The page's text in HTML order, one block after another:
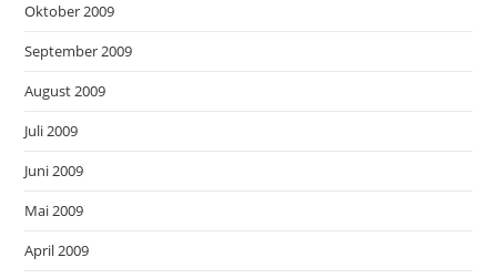
Oktober 2009
September 2009
August 2009
Juli 2009
Juni 2009
Mai 2009
April 2009